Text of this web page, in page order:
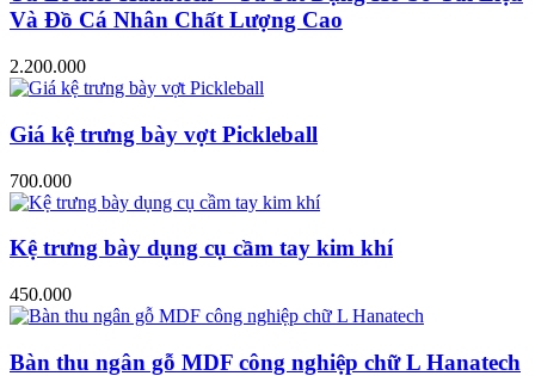
Và Đồ Cá Nhân Chất Lượng Cao
2.200.000
Giá kệ trưng bày vợt Pickleball
700.000
Kệ trưng bày dụng cụ cầm tay kim khí
450.000
Bàn thu ngân gỗ MDF công nghiệp chữ L Hanatech